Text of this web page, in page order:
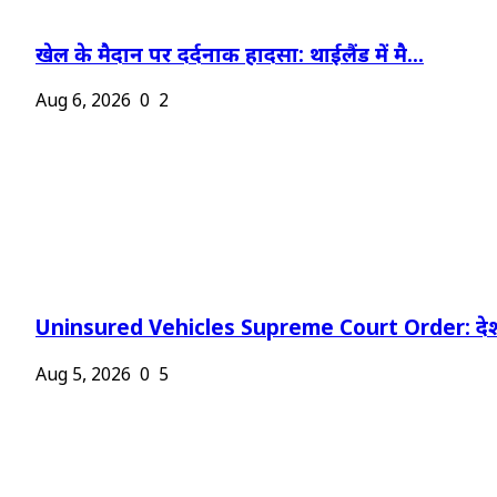
खेल के मैदान पर दर्दनाक हादसा: थाईलैंड में मै...
Aug 6, 2026 0 2
Uninsured Vehicles Supreme Court Order:
Aug 5, 2026 0 5